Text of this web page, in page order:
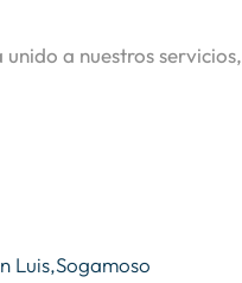
a nuestros servicios,
Luis,Sogamoso